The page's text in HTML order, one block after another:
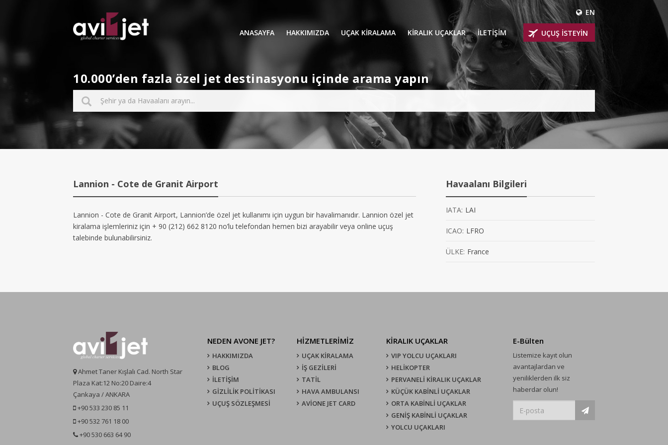
EN
ANASAYFA HAKKIMIZDA UÇAK KİRALAMA
İŞ GEZİLERİ TATİL
AVİONE JET CARD
KIRALIK UÇAKLAR
VIP YOLCU UÇAKLARI
HELİKOPTER
KÜÇÜK KABİNLİ UÇAKLAR
ORTA KABİNLİ UÇAKLAR
YOLCU UÇAKLARI
İLETİŞİM UÇUŞ İSTEYİN
10.000’den fazla özel jet destinasyonu içinde arama yapın
Lannion - Cote de Granit Airport
Lannion - Cote de Granit Airport, Lannion’de özel jet kullanımı için uygun bir havalimanıdır. Lannion özel jet
kiralama işlemleriniz için + 90 (212) 662 8120 no’lu telefondan hemen bizi arayabilir veya online uçuş
talebinde bulunabilirsiniz.
Havaalanı Bilgileri
IATA: LAI
ICAO: LFRO
ÜLKE: France
Ahmet Taner Kışlalı Cad. North Star
Plaza Kat:12 No:20 Daire:4
Çankaya / ANKARA
+90 533 230 85 11
+90 532 761 18 00
+90 530 663 64 90
NEDEN AVONE JET?
HAKKIMIZDA
BLOG
İLETİŞİM
GİZLİLİK POLİTİKASI
UÇUŞ SÖZLEŞMESI
HİZMETLERİMİZ
UÇAK KIRALAMA
İŞ GEZİLERİ
TATİL
HAVA AMBULANSI
AVİONE JET CARD
KIRALIK UÇAKLAR
VIP YOLCU UÇAKLARI
HELİKOPTER
PERVANELİ KİRALIK UÇAKLAR
KÜÇÜK KABİNLİ UÇAKLAR
ORTA KABİNLİ UÇAKLAR
GENİŞ KABİNLİ UÇAKLAR
YOLCU UÇAKLARI
E-Bülten
Listemize kayıt olun
avantajlardan ve
yeniliklerden ilk siz
haberdar olun!